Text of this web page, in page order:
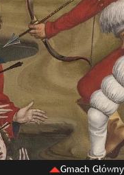
Gmach Główny